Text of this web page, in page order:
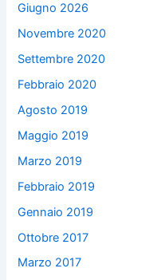
Giugno 2026
Novembre 2020
Settembre 2020
Febbraio 2020
Agosto 2019
Maggio 2019
Marzo 2019
Febbraio 2019
Gennaio 2019
Ottobre 2017
Marzo 2017